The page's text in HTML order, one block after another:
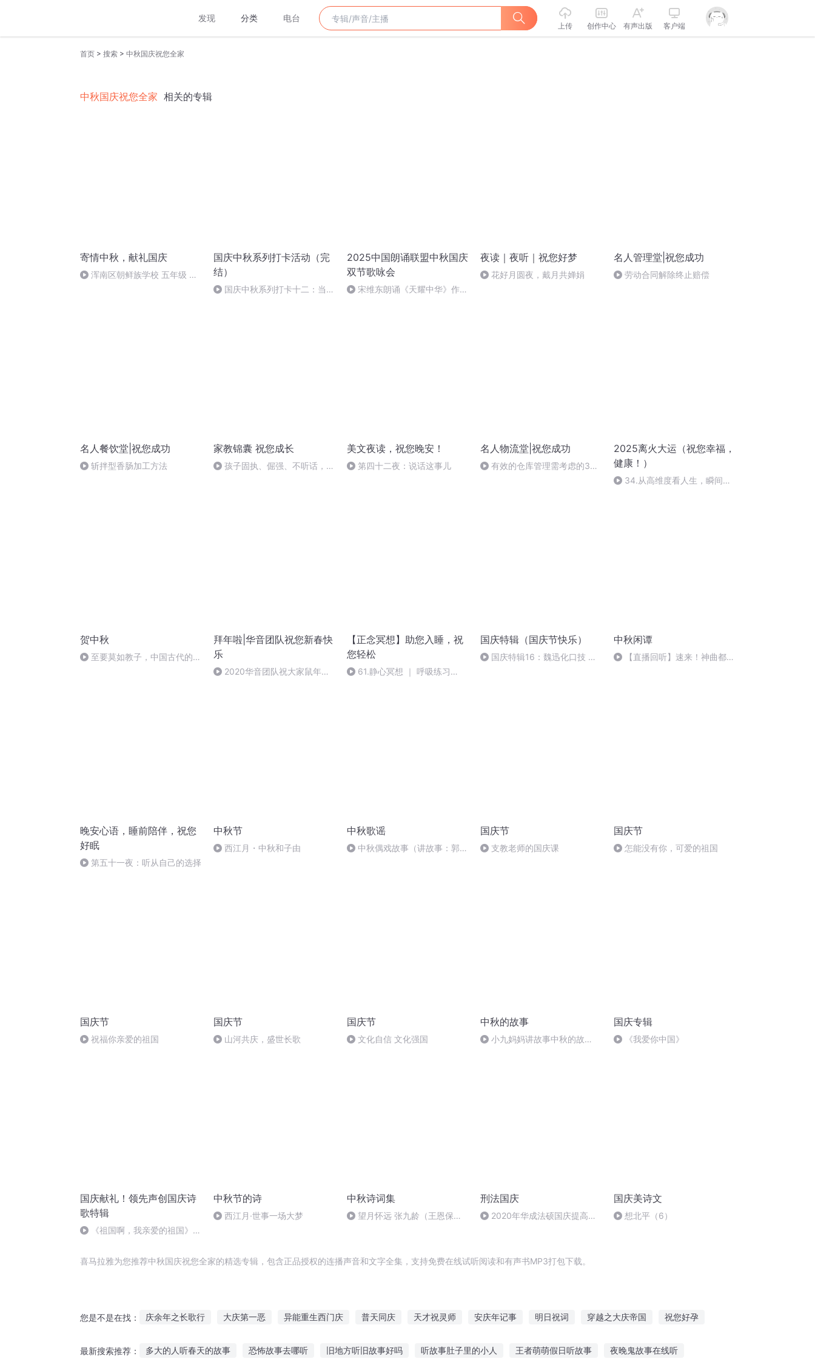
发现 分类 电台
上传 创作中心 有声出版 客户端
首页 > 搜索 > 中秋国庆祝您全家
中秋国庆祝您全家 相关的专辑
寄情中秋，献礼国庆
浑南区朝鲜族学校 五年级 孙
国庆中秋系列打卡活动（完
结）
国庆中秋系列打卡十二：当阳
2025中国朗诵联盟中秋国庆
双节歌咏会
宋维东朗诵《天耀中华》作
夜读｜夜听｜祝您好梦
花好月圆夜，戴月共婵娟
名人管理堂|祝您成功
劳动合同解除终止赔偿
名人餐饮堂|祝您成功
斩拌型香肠加工方法
家教锦囊 祝您成长
孩子固执、倔强、不听话，该
美文夜读，祝您晚安！
第四十二夜：说话这事儿
名人物流堂|祝您成功
有效的仓库管理需考虑的3个
2025离火大运（祝您幸福，
健康！）
34.从高维度看人生，瞬间开
贺中秋
至要莫如教子，中国古代的家
拜年啦|华音团队祝您新春快
乐
2020华音团队祝大家鼠年快
【正念冥想】助您入睡，祝
您轻松
61.静心冥想 ｜ 呼吸练习
国庆特辑（国庆节快乐）
国庆特辑16：魏迅化口技 二
中秋闲谭
【直播回听】速来！神曲都会
晚安心语，睡前陪伴，祝您
好眠
第五十一夜：听从自己的选择
中秋节
西江月・中秋和子由
中秋歌谣
中秋偶戏故事（讲故事：郭
国庆节
支教老师的国庆课
国庆节
怎能没有你，可爱的祖国
国庆节
祝福你亲爱的祖国
国庆节
山河共庆，盛世长歌
国庆节
文化自信 文化强国
中秋的故事
小九妈妈讲故事中秋的故
国庆专辑
《我爱你中国》
国庆献礼！领先声创国庆诗
歌特辑
《祖国啊，我亲爱的祖国》温
中秋节的诗
西江月·世事一场大梦
中秋诗词集
望月怀远 张九龄（王恩保吟
刑法国庆
2020年华成法硕国庆提高班
国庆美诗文
想北平（6）
喜马拉雅为您推荐中秋国庆祝您全家的精选专辑，包含正品授权的连播声音和文字全集，支持免费在线试听阅读和有声书MP3打包下载。
您是不是在找： 庆余年之长歌行 大庆第一恶 异能重生西门庆 普天同庆 天才祝灵师 安庆年记事 明日祝词 穿越之大庆帝国 祝您好孕
最新搜索推荐： 多大的人听春天的故事 恐怖故事去哪听 旧地方听旧故事好吗 听故事肚子里的小人 王者萌萌假日听故事 夜晚鬼故事在线听